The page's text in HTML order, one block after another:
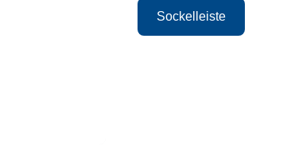
Sockelleiste